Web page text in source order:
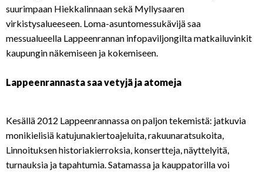
suurimpaan Hiekkalinnaan sekä Myllysaaren
virkistysalueeseen. Loma-asuntomessukävijä saa
messualueella Lappeenrannan infopaviljongilta matkailuvinkit
kaupungin näkemiseen ja kokemiseen.
Lappeenrannasta saa vetyjä ja atomeja
Kesällä 2012 Lappeenrannassa on paljon tekemistä: jatkuvia
monikielisiä katujunakiertoajeluita, rakuunaratsukoita,
Linnoituksen historiakierroksia, konsertteja, näyttelyitä,
turnauksia ja tapahtumia. Satamassa ja kauppatorilla voi